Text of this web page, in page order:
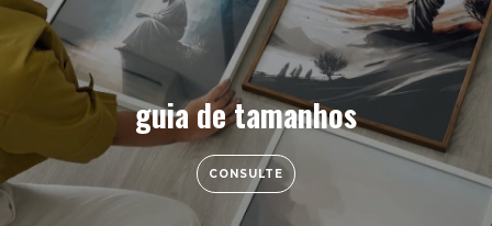
guia de tamanhos
CONSULTE